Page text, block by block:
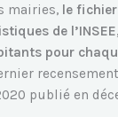
mairies, le
de
pour
publié en